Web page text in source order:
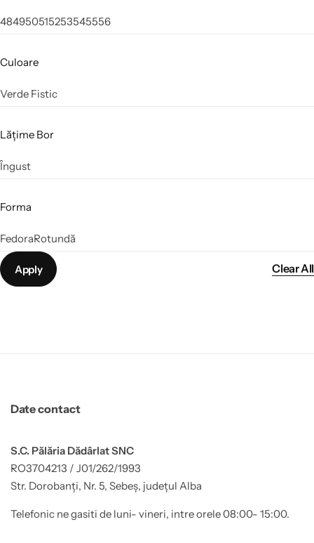
484950515253545556
Culoare
Verde Fistic
Lățime Bor
Îngust
Forma
FedoraRotundă
Apply Clear All
Date contact
S.C. Pălăria Dădârlat SNC
RO3704213 / J01/262/1993
Str. Dorobanți, Nr. 5, Sebeș, județul Alba
Telefonic ne gasiti de luni- vineri, intre orele 08:00- 15:00.